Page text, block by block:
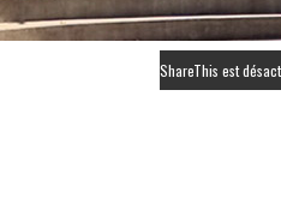
ShareThis est